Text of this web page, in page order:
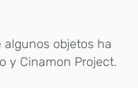
objetos ha
y Cinamon Project.